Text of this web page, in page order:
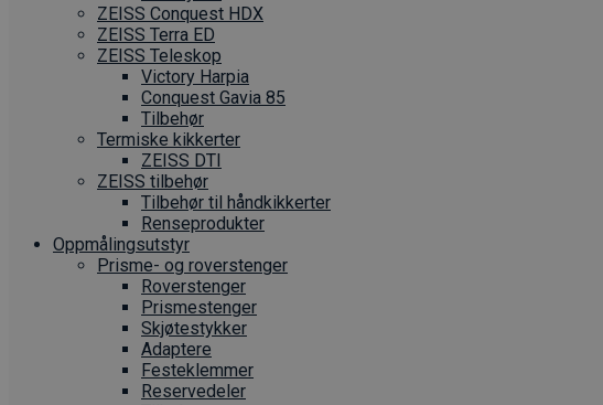
ZEISS Conquest HDX
ZEISS Terra ED
ZEISS Teleskop
Victory Harpia
Conquest Gavia 85
Tilbehør
Termiske kikkerter
ZEISS DTI
ZEISS tilbehør
Tilbehør til håndkikkerter
Renseprodukter
Oppmålings­utstyr
Prisme- og roverstenger
Roverstenger
Prismestenger
Skjøtestykker
Adaptere
Festeklemmer
Reservedeler